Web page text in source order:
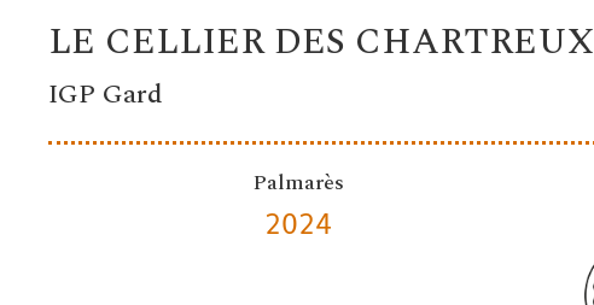
LE CELLIER DES CHARTREUX
IGP Gard
Palmarès
2024